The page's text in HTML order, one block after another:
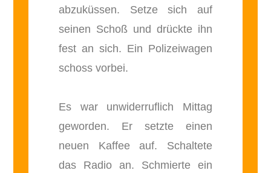
abzuküssen. Setze sich auf
seinen Schoß und drückte ihn
fest an sich. Ein Polizeiwagen
schoss vorbei.
Es war unwiderruflich Mittag
geworden. Er setzte einen
neuen Kaffee auf. Schaltete
das Radio an. Schmierte ein